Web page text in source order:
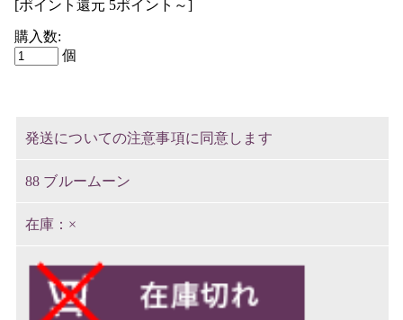
[ポイント還元 5ポイント～]
購入数:
個
発送についての注意事項に同意します
88 ブルームーン
×